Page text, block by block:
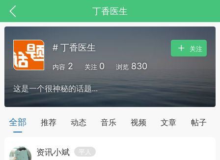
丁香医生
，华夏中医人：家门口的中医人！
节气气象
# 丁香医生
内容 2 关注 0 浏览 830
关注
这是一个很神秘的话题...
全部 推荐 动态 音乐 视频 文章 帖子
资讯小斌
平人